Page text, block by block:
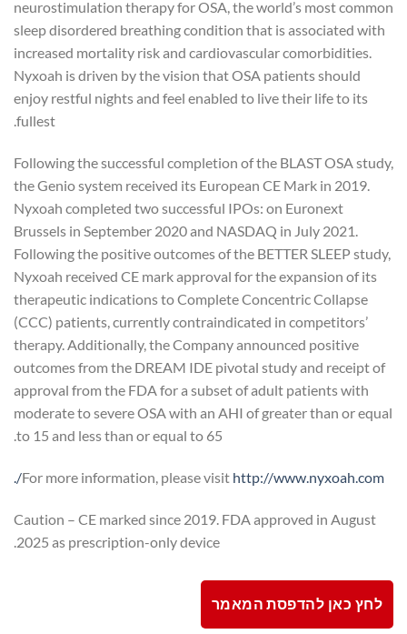
neurostimulation therapy for OSA, the world’s most common
sleep disordered breathing condition that is associated with
increased mortality risk and cardiovascular comorbidities.
Nyxoah is driven by the vision that OSA patients should
enjoy restful nights and feel enabled to live their life to its
fullest.
Following the successful completion of the BLAST OSA study,
the Genio system received its European CE Mark in 2019.
Nyxoah completed two successful IPOs: on Euronext
Brussels in September 2020 and NASDAQ in July 2021.
Following the positive outcomes of the BETTER SLEEP study,
Nyxoah received CE mark approval for the expansion of its
therapeutic indications to Complete Concentric Collapse
(CCC) patients, currently contraindicated in competitors’
therapy. Additionally, the Company announced positive
outcomes from the DREAM IDE pivotal study and receipt of
approval from the FDA for a subset of adult patients with
moderate to severe OSA with an AHI of greater than or equal
to 15 and less than or equal to 65.
For more information, please visit http://www.nyxoah.com/
Caution – CE marked since 2019. FDA approved in August
2025 as prescription-only device.
לחץ כאן להדפסת המאמר